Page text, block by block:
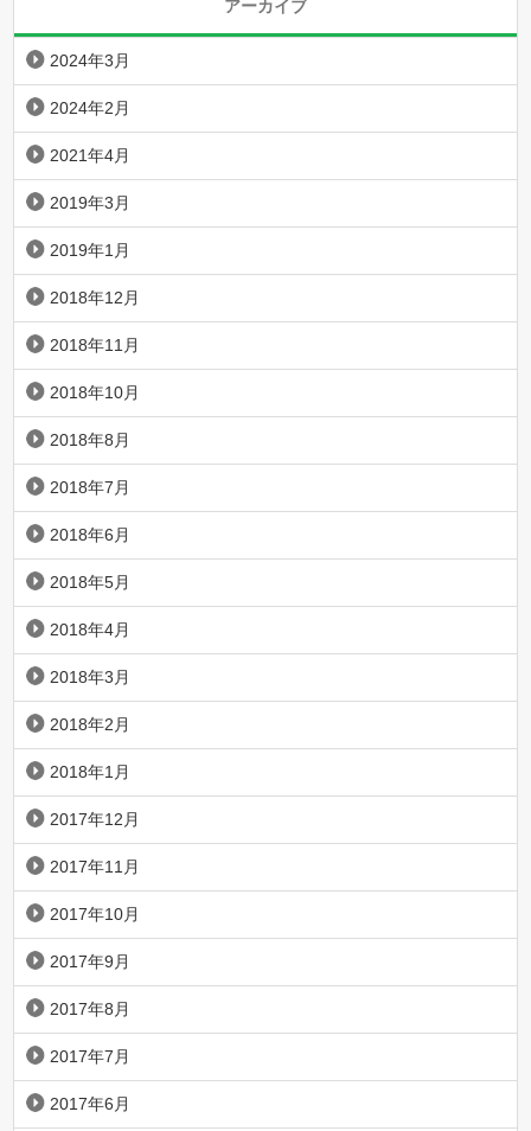
アーカイブ
2024年3月
2024年2月
2021年4月
2019年3月
2019年1月
2018年12月
2018年11月
2018年10月
2018年8月
2018年7月
2018年6月
2018年5月
2018年4月
2018年3月
2018年2月
2018年1月
2017年12月
2017年11月
2017年10月
2017年9月
2017年8月
2017年7月
2017年6月